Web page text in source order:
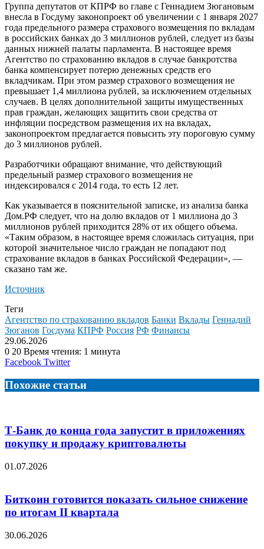
Группа депутатов от КПРФ во главе с Геннадием Зюгановым
внесла в Госдуму законопроект об увеличении с 1 января 2027
года предельного размера страхового возмещения по вкладам
в российских банках до 3 миллионов рублей, следует из базы
данных нижней палаты парламента. В настоящее время
Агентство по страхованию вкладов в случае банкротства
банка компенсирует потерю денежных средств его
вкладчикам. При этом размер страхового возмещения не
превышает 1,4 миллиона рублей, за исключением отдельных
случаев. В целях дополнительной защиты имущественных
прав граждан, желающих защитить свои средства от
инфляции посредством размещения их на вкладах,
законопроектом предлагается повысить эту пороговую сумму
до 3 миллионов рублей.
Разработчики обращают внимание, что действующий
предельный размер страхового возмещения не
индексировался с 2014 года, то есть 12 лет.
Как указывается в пояснительной записке, из анализа банка
Дом.РФ следует, что на долю вкладов от 1 миллиона до 3
миллионов рублей приходится 28% от их общего объема.
«Таким образом, в настоящее время сложилась ситуация, при
которой значительное число граждан не попадают под
страхование вкладов в банках Российской Федерации», —
сказано там же.
Источник
Теги
Агентство по страхованию вкладов Банки Вклады Геннадий
Зюганов Госдума КПРФ Россия РФ Финансы
29.06.2026
0 20 Время чтения: 1 минута
Facebook TwitterLinkedIn
Tumblr
Reddit
Вконтакте
Одноклассники
Skype
Messenger
Messenger
WhatsApp
Telegram
Viber
Line
Поделиться
электронную
почту
Похожие статьи
Т-Банк до конца года запустит в приложениях
покупку и продажу криптовалюты
01.07.2026
Биткоин готовится показать сильное снижение
по итогам II квартала
30.06.2026